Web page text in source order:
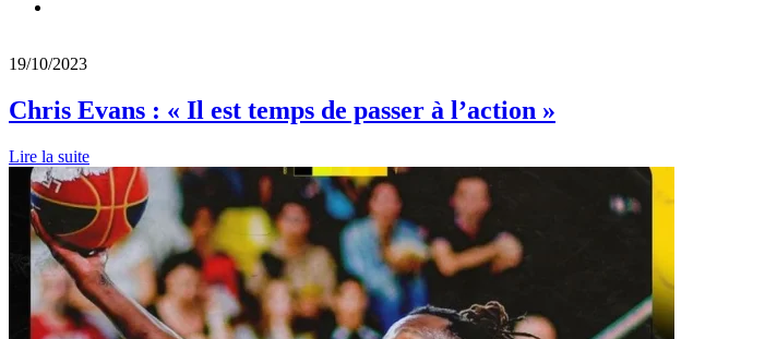
19/10/2023
Chris Evans : « Il est temps de passer à l’action »
Lire la suite